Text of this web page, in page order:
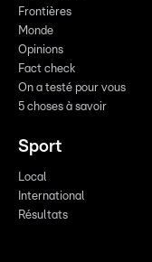
Frontières
Monde
Opinions
Fact check
On a testé pour vous
5 choses à savoir
Sport
Local
International
Résultats